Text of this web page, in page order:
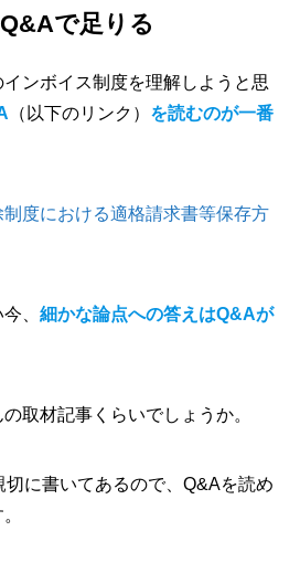
で足りる
ンボイス制度を理解しようと思
（以下のリンク） を読むのが一番
度における適格請求書等保存方
、 細かな論点への答えはQ&Aが
取材記事くらいでしょうか。
切に書いてあるので、Q&Aを読め